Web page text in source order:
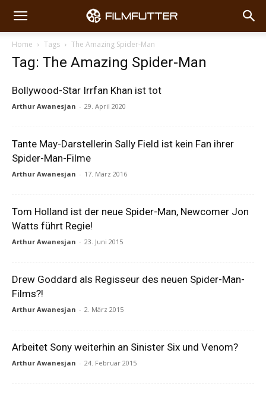
Home Tags The Amazing Spider-Man
Tag: The Amazing Spider-Man
Bollywood-Star Irrfan Khan ist tot
Arthur Awanesjan - 29. April 2020
Tante May-Darstellerin Sally Field ist kein Fan ihrer
Spider-Man-Filme
Arthur Awanesjan - 17. März 2016
Tom Holland ist der neue Spider-Man, Newcomer Jon
Watts führt Regie!
Arthur Awanesjan - 23. Juni 2015
Drew Goddard als Regisseur des neuen Spider-Man-
Films?!
Arthur Awanesjan - 2. März 2015
Arbeitet Sony weiterhin an Sinister Six und Venom?
Arthur Awanesjan - 24. Februar 2015